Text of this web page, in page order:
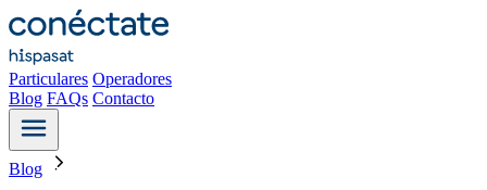
Particulares Operadores
Blog FAQs Contacto
Blog